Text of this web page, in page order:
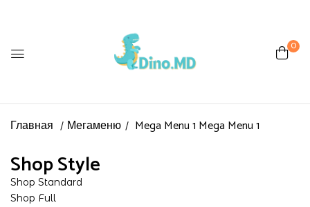
0
Главная Мегаменю Mega Menu 1 Mega Menu 1
Shop Style
Shop Standard
Shop Full